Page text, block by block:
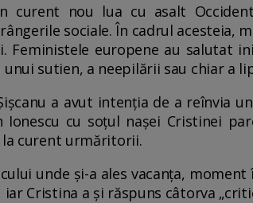
nou lua cu asalt
sociale. În cadrul
Feministele europene au salutat
sutien, a neepilării sau chiar a
a avut intenția de a reînvia
Ionescu cu soțul nașei Cristinei
curent urmăritorii.
unde și-a ales vacanța,
Cristina a și răspuns câtorva